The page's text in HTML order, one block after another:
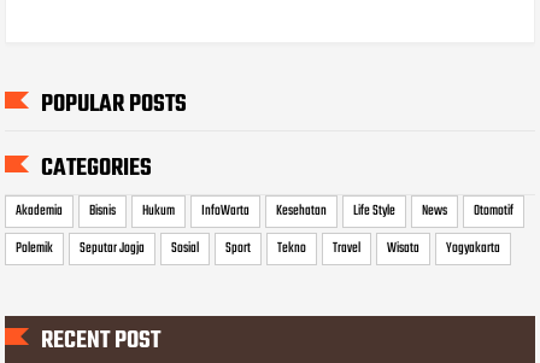
POPULAR POSTS
CATEGORIES
Akademia Bisnis Hukum InfoWarta Kesehatan Life Style News
Otomotif
Polemik
Seputar Jogja Sosial Sport Tekno Travel Wisata Yogyakarta
RECENT POST